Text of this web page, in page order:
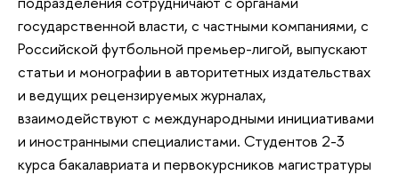
государственной власти, с частными компаниями, с
Российской футбольной премьер-лигой, выпускают
статьи и монографии в авторитетных издательствах
и ведущих рецензируемых журналах,
взаимодействуют с международными инициативами
и иностранными специалистами. Студентов 2-3
курса бакалавриата и первокурсников магистратуры